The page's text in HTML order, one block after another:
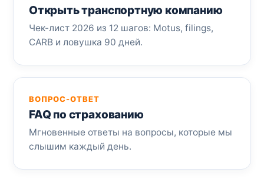
Открыть транспортную компанию
Чек-лист 2026 из 12 шагов: Motus, filings,
CARB и ловушка 90 дней.
ВОПРОС-ОТВЕТ
FAQ по страхованию
Мгновенные ответы на вопросы, которые мы
слышим каждый день.